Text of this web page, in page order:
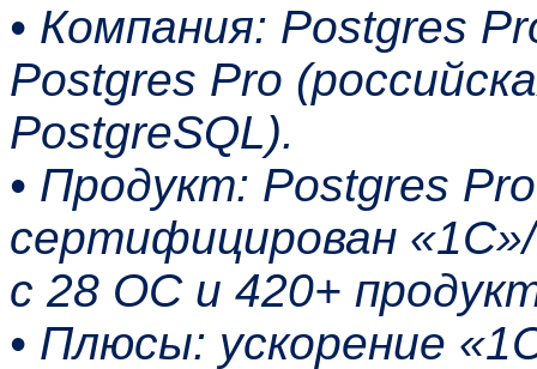
• Компания: Postgres
Postgres Pro
PostgreSQL).
• Продукт: Postgres
сертифицирован
с 28 ОС и 420+
• Плюсы: ускорение